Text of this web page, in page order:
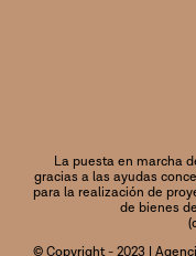
La puesta en marcha
gracias a las ayudas
para la realización de
de bienes
© Copyright - 2023 |